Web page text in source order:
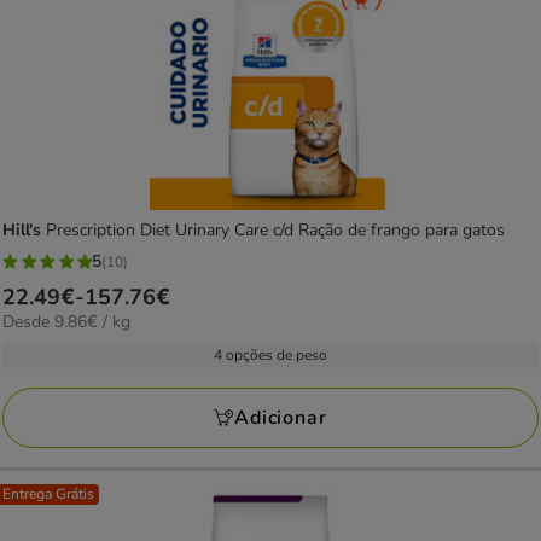
Hill's Prescription Diet Urinary Care c/d Ração de frango para gatos
5
estrelas
com
avaliações
5(10)
Preço
de
157.76€
22.49€-157.76€
9.86€
Desde 9.86€ / kg
4 opções de peso
Adicionar
Entrega Grátis